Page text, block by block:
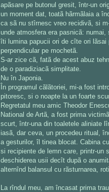
apãsare pe butonul gresit, într-un
un moment dat, toatã hãrmãlaia a
ca sã nu stîrnesc vreo recidivã, si
unde atmosfera era pasnicã:
îti lumina papucii ori de cîte ori lãsai
perpendicular pe mochetã.
S-ar zice cã, fatã de acest abuz
de o paradiziacã simplitate.
Nu în Japonia.
În programul cãlãtoriei, mi-a fost
pitoresc, si o noapte la un foarte
Regretatul meu amic Theodor
National de Artã, a fost prima
scurt, într-una din toaletele aliniate
iasã, dar ceva, un procedeu ritual,
a gesturilor, îl tinea blocat. Cabina
si recipiente de lemn care, printr-un
deschiderea usii decît dupã o
alternînd balansul cu rãsturnarea,
La rîndul meu, am încasat prima